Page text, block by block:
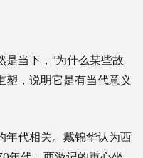
当下，“为什么某些故
，说明它是有当代意义
年代相关。戴锦华认为西